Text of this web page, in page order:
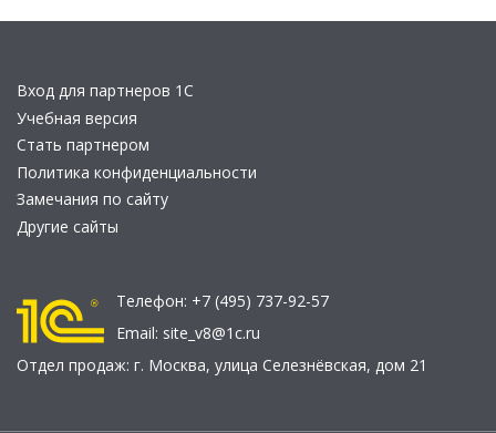
Вход для партнеров 1С
Учебная версия
Стать партнером
Политика конфиденциальности
Замечания по сайту
Другие сайты
Телефон: +7 (495) 737-92-57
Email: site_v8@1c.ru
Отдел продаж: г. Москва, улица Селезнёвская, дом 21